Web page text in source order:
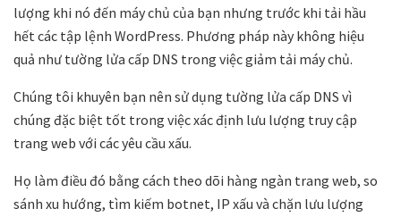
lượng khi nó đến máy chủ của bạn nhưng trước khi tải hầu
hết các tập lệnh WordPress. Phương pháp này không hiệu
quả như tường lửa cấp DNS trong việc giảm tải máy chủ.
Chúng tôi khuyên bạn nên sử dụng tường lửa cấp DNS vì
chúng đặc biệt tốt trong việc xác định lưu lượng truy cập
trang web với các yêu cầu xấu.
Họ làm điều đó bằng cách theo dõi hàng ngàn trang web, so
sánh xu hướng, tìm kiếm botnet, IP xấu và chặn lưu lượng